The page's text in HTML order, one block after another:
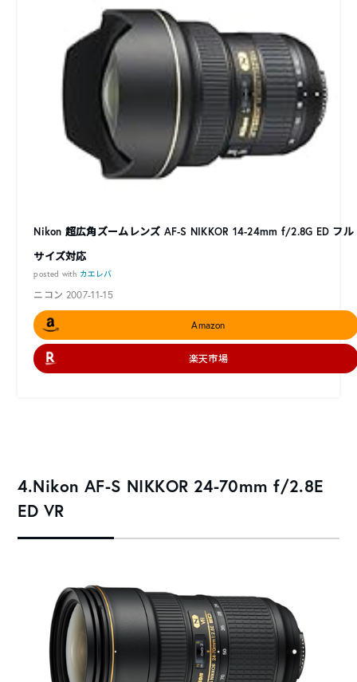
Nikon 超広角ズームレンズ AF-S NIKKOR 14-24mm f/2.8G ED フル
サイズ対応
posted with カエレバ
ニコン 2007-11-15
Amazon
楽天市場
4.Nikon AF-S NIKKOR 24-70mm f/2.8E
ED VR